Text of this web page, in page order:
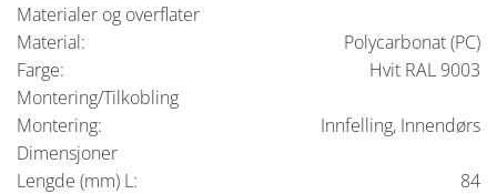
Materialer og overflater
Material:
Polycarbonat (PC)
Farge:
Hvit RAL 9003
Montering/Tilkobling
Montering:
Innfelling, Innendørs
Dimensjoner
Lengde (mm) L:
84